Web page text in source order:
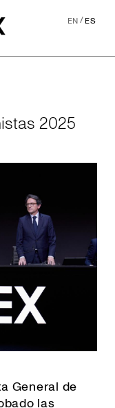
EN/ES
2025
General de
las